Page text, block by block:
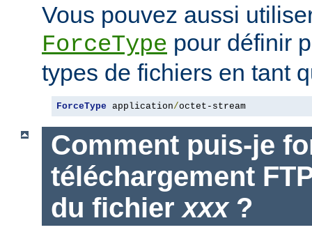
Vous pouvez aussi
ForceType pour définir
types de fichiers en tant
ForceType application/octet-stream
Comment puis-je
téléchargement
du fichier xxx?